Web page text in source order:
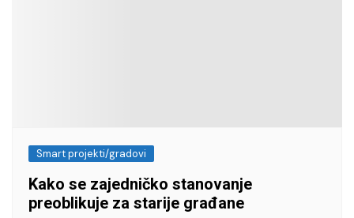
Smart projekti/gradovi
Kako se zajedničko stanovanje
preoblikuje za starije građane